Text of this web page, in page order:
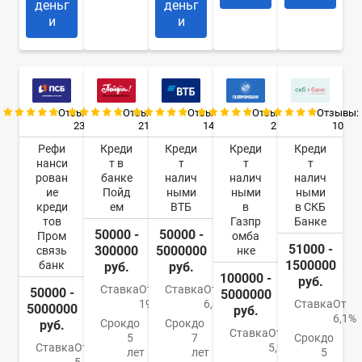
деньг
и
деньг
и
Отзывы:
23
Рефи
нанси
рован
ие
креди
тов
Пром
связь
банк
50000 -
5000000
руб.
СтавкаОт
Отзывы:
21
Креди
т в
банке
Пойд
ем
50000 -
300000
руб.
СтавкаОт
19,8%
Срокдо
5
лет
Отзывы:
14
Креди
т
налич
ными
ВТБ
50000 -
5000000
руб.
СтавкаОт
6,4%
Срокдо
7
лет
Отзывы:
2
Креди
т
налич
ными
в
Газпр
омба
нке
100000 -
5000000
руб.
СтавкаОт
5,9%
Отзывы:
10
Креди
т
налич
ными
в СКБ
Банке
51000 -
1500000
руб.
СтавкаОт
6,1%
Срокдо
5